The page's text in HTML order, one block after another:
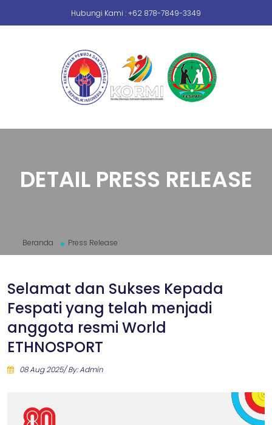
Hubungi Kami : +62 878-7849-3349
DETAIL PRESS RELEASE
Beranda Press Release
Selamat dan Sukses Kepada
Fespati yang telah menjadi
anggota resmi World
ETHNOSPORT
08 Aug 2025/ By: Admin